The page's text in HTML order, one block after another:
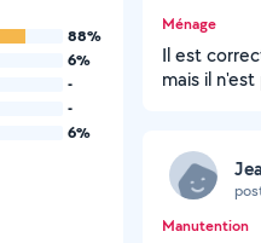
88%
6%
-
-
6%
Ménage
Il est
mais il
Manutention